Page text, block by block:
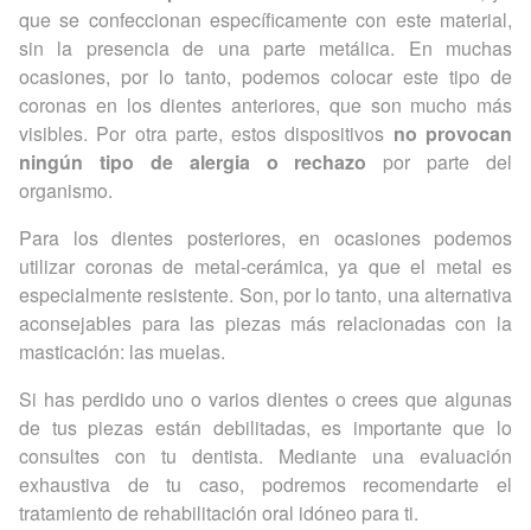
que se confeccionan específicamente con este material,
sin la presencia de una parte metálica. En muchas
ocasiones, por lo tanto, podemos colocar este tipo de
coronas en los dientes anteriores, que son mucho más
visibles. Por otra parte, estos dispositivos no provocan
ningún tipo de alergia o rechazo por parte del
organismo.
Para los dientes posteriores, en ocasiones podemos
utilizar coronas de metal-cerámica, ya que el metal es
especialmente resistente. Son, por lo tanto, una alternativa
aconsejables para las piezas más relacionadas con la
masticación: las muelas.
Si has perdido uno o varios dientes o crees que algunas
de tus piezas están debilitadas, es importante que lo
consultes con tu dentista. Mediante una evaluación
exhaustiva de tu caso, podremos recomendarte el
tratamiento de rehabilitación oral idóneo para ti.